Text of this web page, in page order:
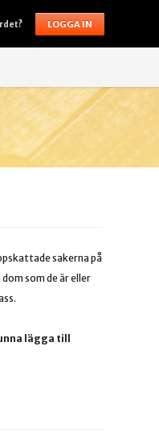
sakerna på
som de är eller
lägga till